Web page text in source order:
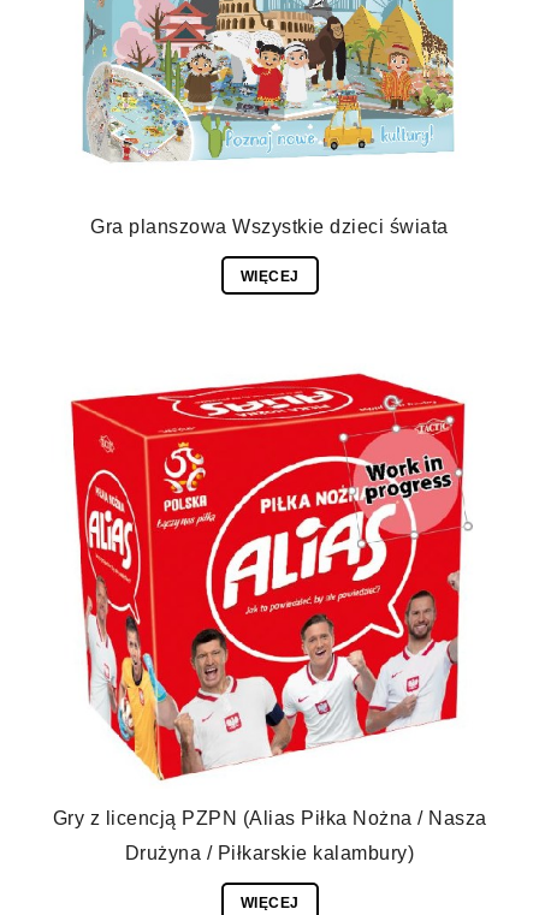
Gra planszowa Wszystkie dzieci świata
WIĘCEJ
Gry z licencją PZPN (Alias Piłka Nożna / Nasza
Drużyna / Piłkarskie kalambury)
WIĘCEJ